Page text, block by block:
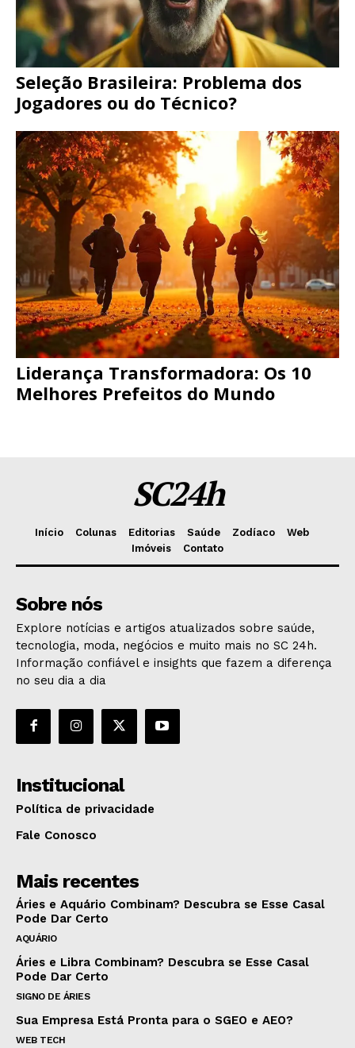
Seleção Brasileira: Problema dos
Jogadores ou do Técnico?
Liderança Transformadora: Os 10
Melhores Prefeitos do Mundo
SC24h
Início Colunas Editorias Saúde Zodíaco
Web
Imóveis
Contato
Sobre nós
Explore notícias e artigos atualizados sobre saúde,
tecnologia, moda, negócios e muito mais no SC 24h.
Informação confiável e insights que fazem a diferença
no seu dia a dia
Institucional
Política de privacidade
Fale Conosco
Mais recentes
Áries e Aquário Combinam? Descubra se Esse Casal
Pode Dar Certo
AQUÁRIO
Áries e Libra Combinam? Descubra se Esse Casal
Pode Dar Certo
SIGNO DE ÁRIES
Sua Empresa Está Pronta para o SGEO e AEO?
WEB TECH